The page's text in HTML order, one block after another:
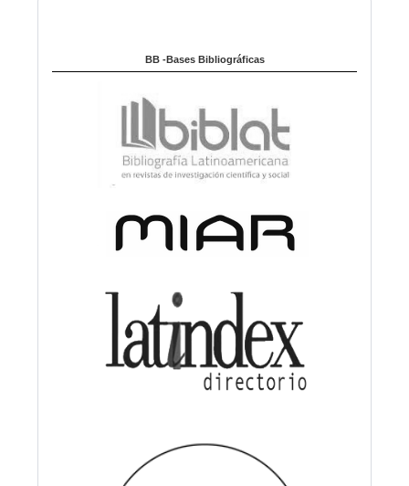
a
BB -Bases Bibliográficas